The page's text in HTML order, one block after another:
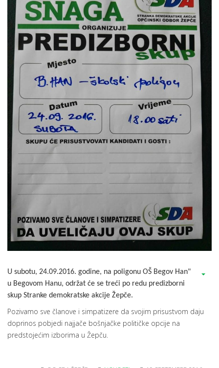
U subotu, 24.09.2016. godine, na poligonu OŠ Begov Han"
u Begovom Hanu, održat će se treći po redu predizborni
skup Stranke demokratske akcije Žepče.
Pozivamo sve članove i simpatizere da svojim prisustvom daju
doprinos pobjedi najjače bošnjačke političke opcije na
predstojećim izborima u Žepču.